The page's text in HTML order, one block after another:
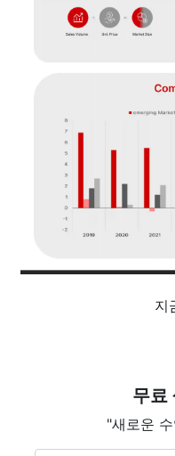
지
무료
"새로운